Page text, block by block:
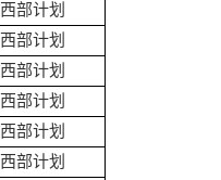
西部计划
西部计划
西部计划
西部计划
西部计划
西部计划